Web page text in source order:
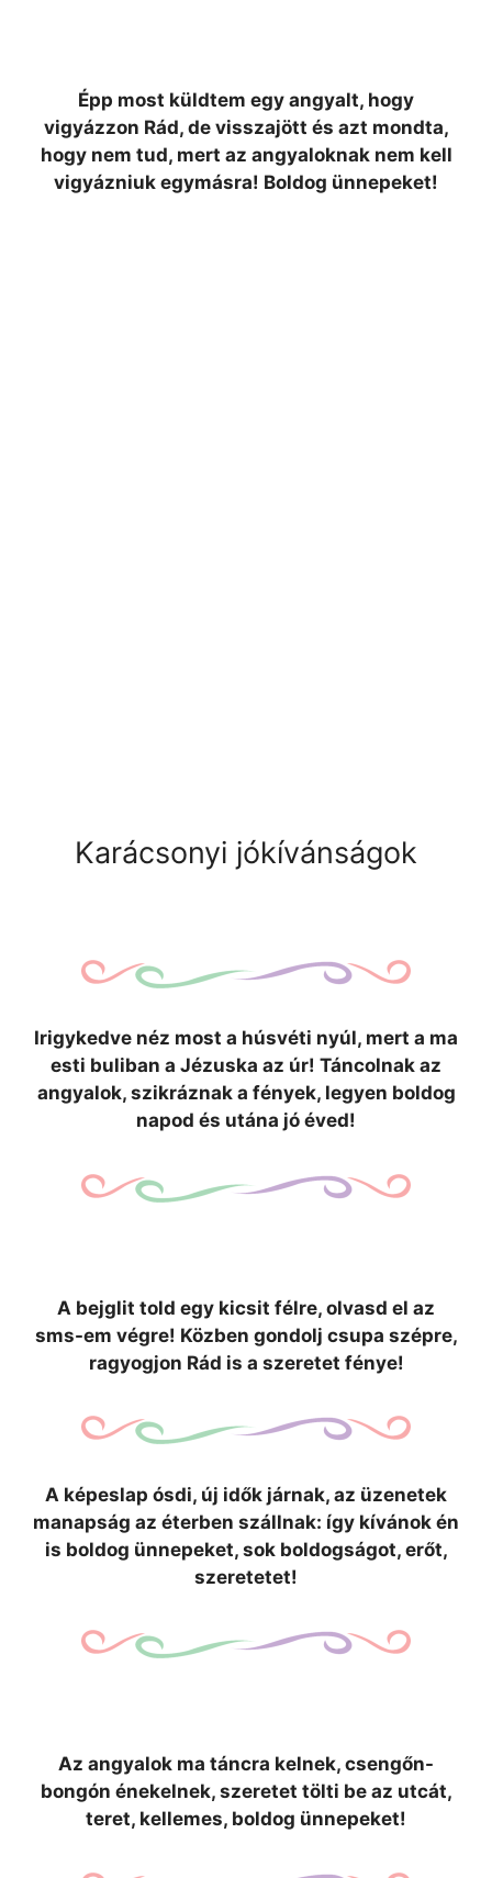
Épp most küldtem egy angyalt, hogy
vigyázzon Rád, de visszajött és azt mondta,
hogy nem tud, mert az angyaloknak nem kell
vigyázniuk egymásra! Boldog ünnepeket!
Karácsonyi jókívánságok
Irigykedve néz most a húsvéti nyúl, mert a ma
esti buliban a Jézuska az úr! Táncolnak az
angyalok, szikráznak a fények, legyen boldog
napod és utána jó éved!
A bejglit told egy kicsit félre, olvasd el az
sms-em végre! Közben gondolj csupa szépre,
ragyogjon Rád is a szeretet fénye!
A képeslap ósdi, új idők járnak, az üzenetek
manapság az éterben szállnak: így kívánok én
is boldog ünnepeket, sok boldogságot, erőt,
szeretetet!
Az angyalok ma táncra kelnek, csengőn-
bongón énekelnek, szeretet tölti be az utcát,
teret, kellemes, boldog ünnepeket!